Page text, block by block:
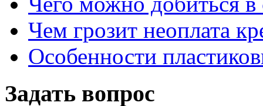
Чем грозит неоплата
Особенности
Задать вопрос